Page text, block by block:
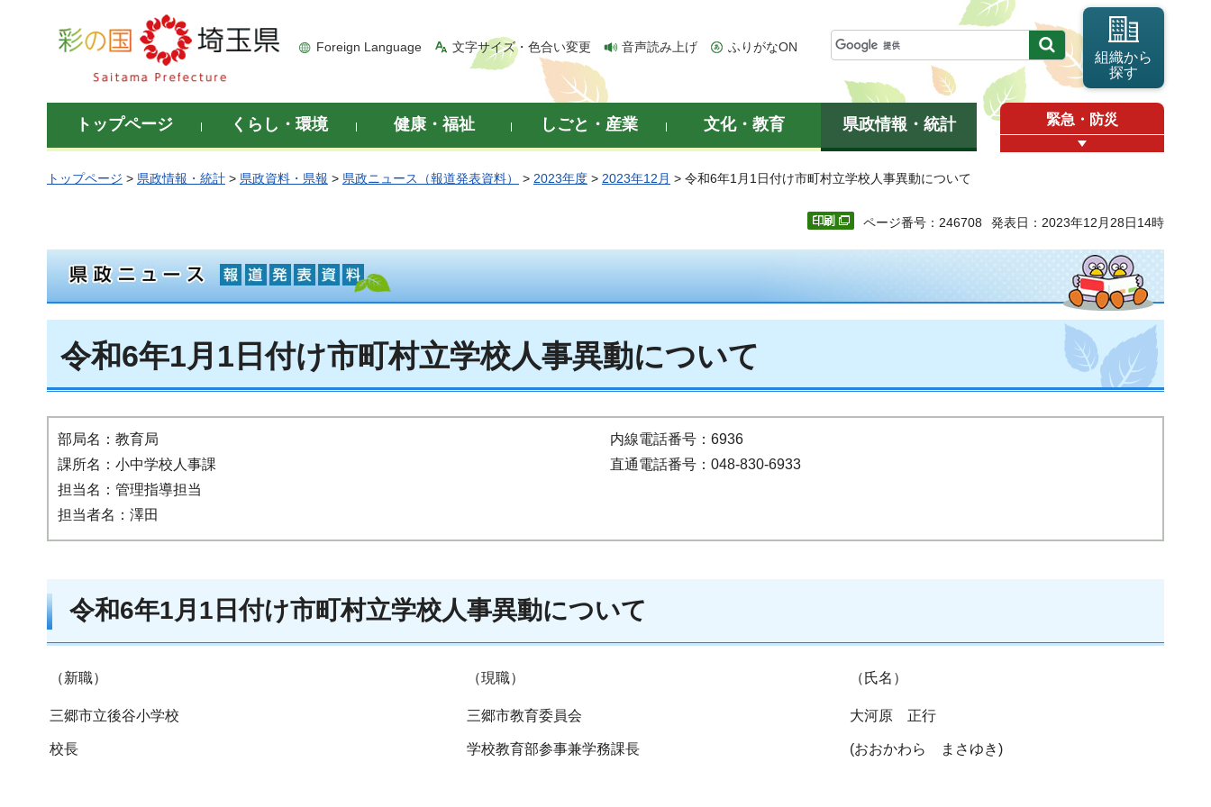
彩の国 埼玉県
Foreign Language 文字サイズ・色合い変更 音声読み上げ ふりがなON
組織から
探す
トップページ くらし・環境 健康・福祉 しごと・産業 文化・教育 県政情報・統計 緊急・防災
トップページ > 県政情報・統計 > 県政資料・県報 > 県政ニュース（報道発表資料） > 2023年度 > 2023年12月 > 令和6年1月1日付け市町村立学校人事異動について
ページ番号：246708 発表日：2023年12月28日14時
令和6年1月1日付け市町村立学校人事異動について
部局名：教育局
課所名：小中学校人事課
担当名：管理指導担当
担当者名：澤田
内線電話番号：6936
直通電話番号：048-830-6933
令和6年1月1日付け市町村立学校人事異動について
（新職） （現職） （氏名）
三郷市立後谷小学校
校長
三郷市教育委員会
学校教育部参事兼学務課長
大河原 正行
(おおかわら まさゆき)